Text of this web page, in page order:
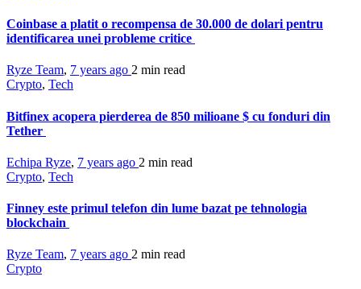
Coinbase a platit o recompensa de 30.000 de dolari pentru
identificarea unei probleme critice
Ryze Team, 7 years ago 2 min read
Crypto, Tech
Bitfinex acopera pierderea de 850 milioane $ cu fonduri din
Tether
Echipa Ryze, 7 years ago 2 min read
Crypto, Tech
Finney este primul telefon din lume bazat pe tehnologia
blockchain
Ryze Team, 7 years ago 2 min read
Crypto